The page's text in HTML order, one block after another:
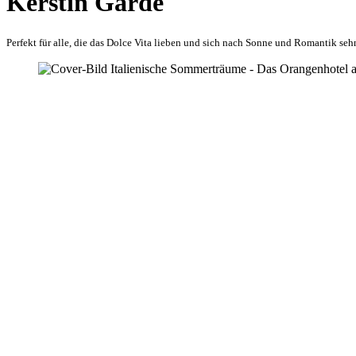
Perfekt für alle, die das Dolce Vita lieben und sich nach Sonne und Romantik